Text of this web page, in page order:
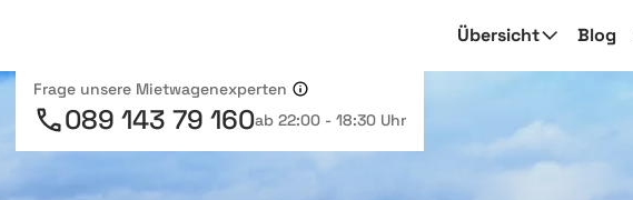
Übersicht Blog
Frage unsere Mietwagenexperten
089 143 79 160ab 22:00 - 18:30 Uhr